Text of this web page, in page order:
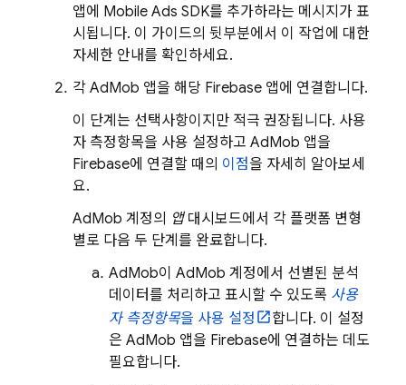
앱에 Mobile Ads SDK를 추가하라는 메시지가 표
시됩니다. 이 가이드의 뒷부분에서 이 작업에 대한
자세한 안내를 확인하세요.
각 AdMob 앱을 해당 Firebase 앱에 연결합니다.
이 단계는 선택사항이지만 적극 권장됩니다. 사용
자 측정항목을 사용 설정하고 AdMob 앱을
Firebase에 연결할 때의 이점을 자세히 알아보세
요.
AdMob 계정의 앱대시보드에서 각 플랫폼 변형
별로 다음 두 단계를 완료합니다.
AdMob이 AdMob 계정에서 선별된 분석
데이터를 처리하고 표시할 수 있도록 사용
자 측정항목을 사용 설정
합니다. 이 설정
은 AdMob 앱을 Firebase에 연결하는 데도
필요합니다.